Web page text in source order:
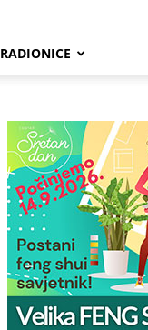
RADIONICE